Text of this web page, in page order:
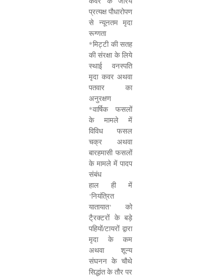
प्रत्यक्ष पौधारोपण
से न्यूनतम मृदा
रूग्णता
*मिट्टी की सतह
की संरक्षा के लिये
स्थाई वनस्पति
मृदा कवर अथवा
पतवार का
अनुरक्षण
*वार्षिक फसलों
के मामले में
विविध फसल
चक्र अथवा
बारहमासी फसलों
के मामले में पादप
संबंध
हाल ही में
‘नियंत्रित
यातायात‘ को
टै्रक्टरों के बड़े
पहियों/टायरों द्वारा
मृदा के कम
अथवा शून्य
संघनन के चौथे
सिद्धांत के तौर पर